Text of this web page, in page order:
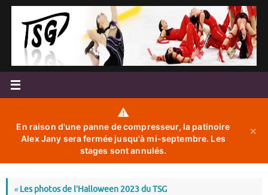
Passer
contenu
⚠️
En raison d'une panne de compresseur, la patinoire
Alex Jany sera fermée jusqu'à mi-septembre. Les
stages sont annulés.
✕
«Les photos de l’Halloween 2023 du TSG